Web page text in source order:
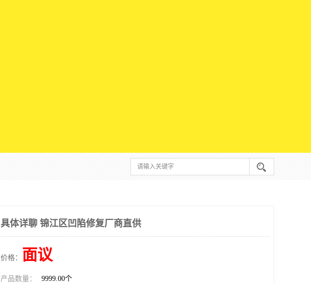
具体详聊 锦江区凹陷修复厂商直供
价格： 面议
产品数量： 9999.00个